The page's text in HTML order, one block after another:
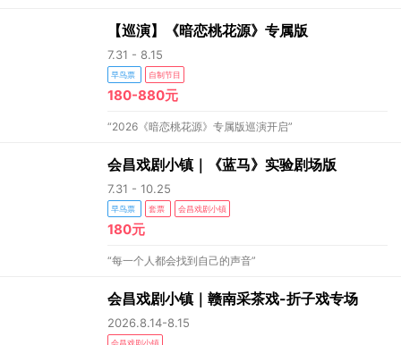
【巡演】《暗恋桃花源》专属版
7.31 - 8.15
早鸟票 自制节目
180-880元
“2026《暗恋桃花源》专属版巡演开启”
会昌戏剧小镇｜《蓝马》实验剧场版
7.31 - 10.25
早鸟票 套票 会昌戏剧小镇
180元
“每一个人都会找到自己的声音”
会昌戏剧小镇｜赣南采茶戏-折子戏专场
2026.8.14-8.15
会昌戏剧小镇